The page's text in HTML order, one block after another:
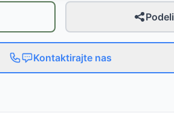
Podeli
Kontaktirajte nas